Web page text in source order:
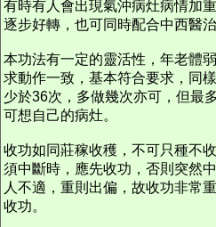
有時有人會出現氣沖病灶病情加
逐步好轉，也可同時配合中西醫治
本功法有一定的靈活性，年老體
求動作一致，基本符合要求，同
少於36次，多做幾次亦可，但最
可想自己的病灶。
收功如同莊稼收穫，不可只種不
須中斷時，應先收功，否則突然
人不適，重則出偏，故收功非常
收功。